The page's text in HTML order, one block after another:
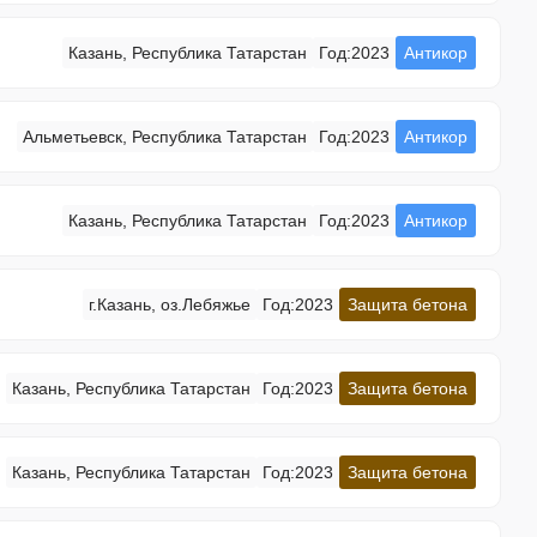
Казань, Республика Татарстан Год:2023 Антикор
Альметьевск, Республика Татарстан Год:2023 Антикор
Казань, Республика Татарстан Год:2023 Антикор
г.Казань, оз.Лебяжье Год:2023 Защита бетона
Казань, Республика Татарстан Год:2023 Защита бетона
Казань, Республика Татарстан Год:2023 Защита бетона